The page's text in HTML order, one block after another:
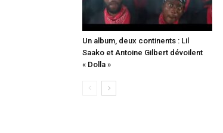
Un album, deux continents : Lil
Saako et Antoine Gilbert dévoilent
« Dolla »